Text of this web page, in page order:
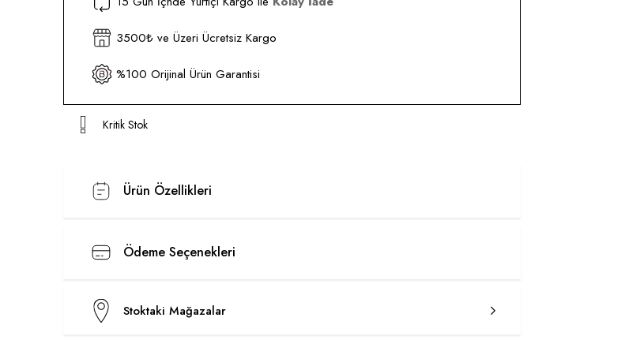
3500₺ ve Üzeri Ücretsiz Kargo
%100 Orijinal Ürün Garantisi
Kritik Stok
Ürün Özellikleri
Ödeme Seçenekleri
Stoktaki Mağazalar